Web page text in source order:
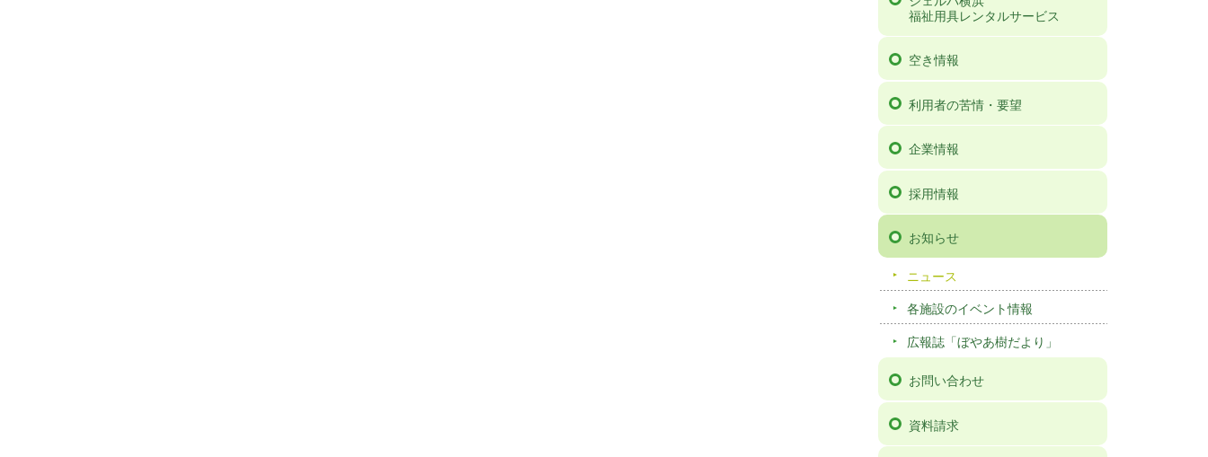
福祉用具レンタルサービス
空き情報
利用者の苦情・要望
企業情報
採用情報
お知らせ
ニュース
各施設のイベント情報
広報誌「ぼやあ樹だより」
お問い合わせ
資料請求